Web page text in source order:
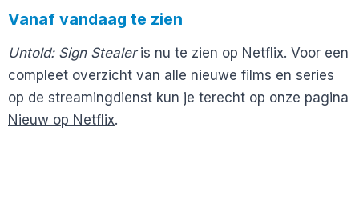
Vanaf vandaag te zien
Untold: Sign Stealeris nu te zien op Netflix. Voor een
compleet overzicht van alle nieuwe films en series
op de streamingdienst kun je terecht op onze pagina
Nieuw op Netflix.